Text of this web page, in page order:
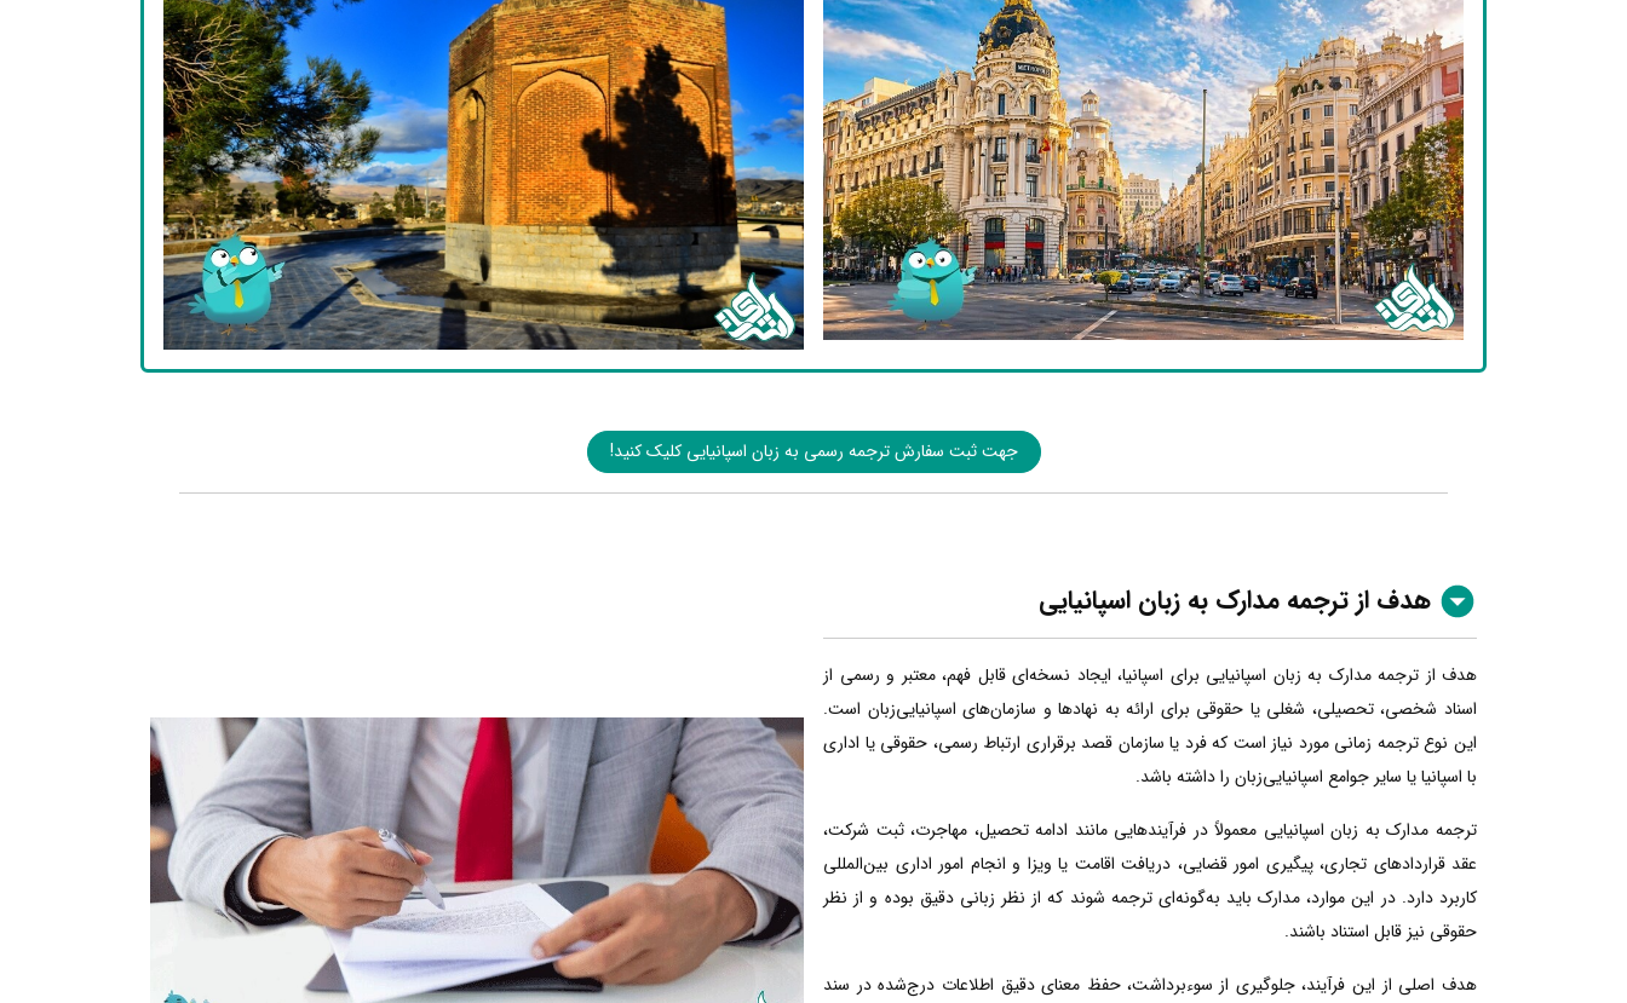
جهت ثبت سفارش ترجمه رسمی به زبان اسپانیایی کلیک کنید!
هدف از ترجمه مدارک به زبان اسپانیایی
هدف از ترجمه مدارک به زبان اسپانیایی برای اسپانیا، ایجاد نسخه‌ای قابل فهم، معتبر و رسمی از
اسناد شخصی، تحصیلی، شغلی یا حقوقی برای ارائه به نهادها و سازمان‌های اسپانیایی‌زبان است.
این نوع ترجمه زمانی مورد نیاز است که فرد یا سازمان قصد برقراری ارتباط رسمی، حقوقی یا اداری
با اسپانیا یا سایر جوامع اسپانیایی‌زبان را داشته باشد.
ترجمه مدارک به زبان اسپانیایی معمولاً در فرآیندهایی مانند ادامه تحصیل، مهاجرت، ثبت شرکت،
عقد قراردادهای تجاری، پیگیری امور قضایی، دریافت اقامت یا ویزا و انجام امور اداری بین‌المللی
کاربرد دارد. در این موارد، مدارک باید به‌گونه‌ای ترجمه شوند که از نظر زبانی دقیق بوده و از نظر
حقوقی نیز قابل استناد باشند.
هدف اصلی از این فرآیند، جلوگیری از سوءبرداشت، حفظ معنای دقیق اطلاعات درج‌شده در سند